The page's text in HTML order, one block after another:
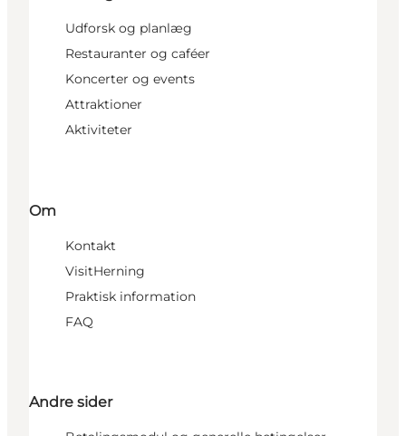
Udforsk og planlæg
Restauranter og caféer
Koncerter og events
Attraktioner
Aktiviteter
Om
Kontakt
VisitHerning
Praktisk information
FAQ
Andre sider